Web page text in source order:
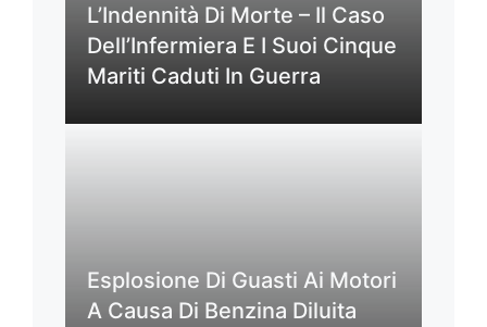
L’Indennità Di Morte – Il Caso
Dell’Infermiera E I Suoi Cinque
Mariti Caduti In Guerra
Esplosione Di Guasti Ai Motori
A Causa Di Benzina Diluita